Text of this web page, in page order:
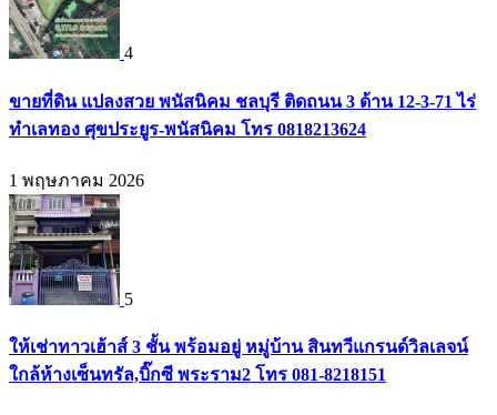
4
ขายที่ดิน แปลงสวย พนัสนิคม ชลบุรี ติดถนน 3 ด้าน 12-3-71 ไร่
ทำเลทอง ศุขประยูร-พนัสนิคม โทร 0818213624
1 พฤษภาคม 2026
5
ให้เช่าทาวเฮ้าส์ 3 ชั้น พร้อมอยู่ หมู่บ้าน สินทวีแกรนด์วิลเลจน์
ใกล้ห้างเซ็นทรัล,บิ๊กซี พระราม2 โทร 081-8218151